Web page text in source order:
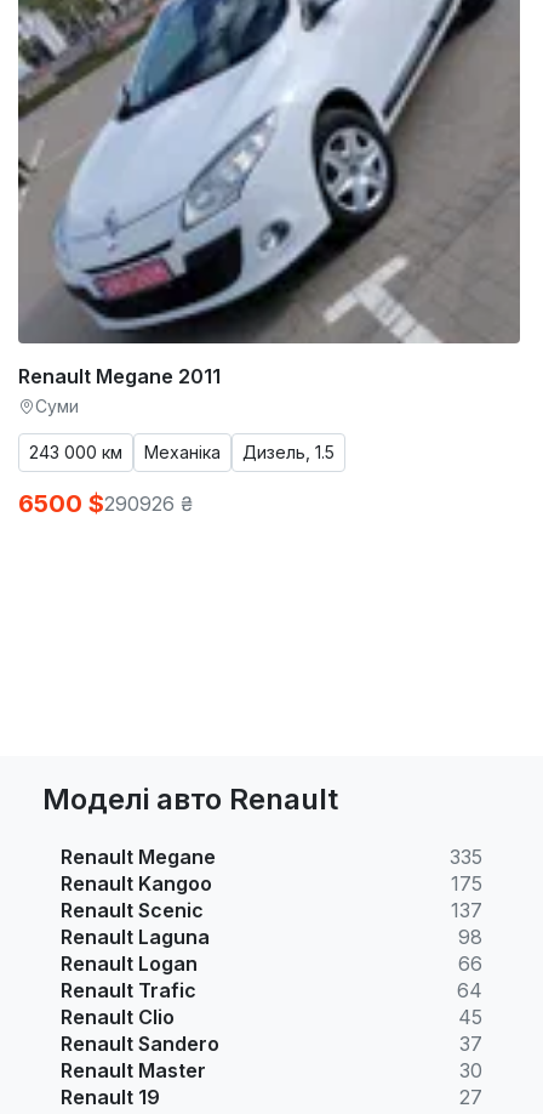
Renault Megane 2011
Суми
243 000 км Механіка Дизель, 1.5
6500 $290926 ₴
Моделі авто Renault
Renault Megane
335
Renault Kangoo
175
Renault Scenic
137
Renault Laguna
98
Renault Logan
66
Renault Trafic
64
Renault Clio
45
Renault Sandero
37
Renault Master
30
Renault 19
27